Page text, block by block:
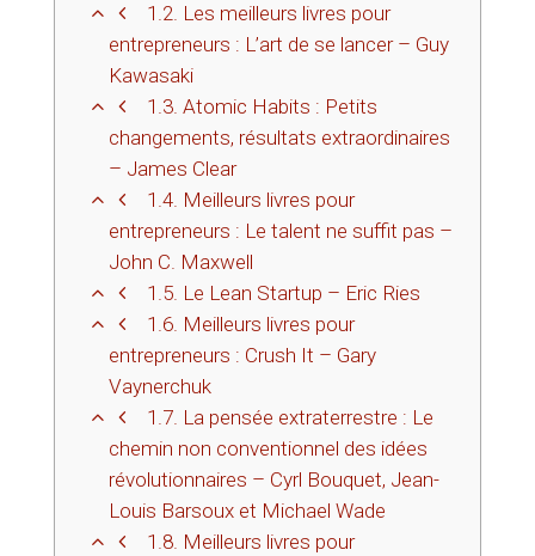
1.2. Les meilleurs livres pour
entrepreneurs : L’art de se lancer – Guy
Kawasaki
1.3. Atomic Habits : Petits
changements, résultats extraordinaires
– James Clear
1.4. Meilleurs livres pour
entrepreneurs : Le talent ne suffit pas –
John C. Maxwell
1.5. Le Lean Startup – Eric Ries
1.6. Meilleurs livres pour
entrepreneurs : Crush It – Gary
Vaynerchuk
1.7. La pensée extraterrestre : Le
chemin non conventionnel des idées
révolutionnaires – Cyrl Bouquet, Jean-
Louis Barsoux et Michael Wade
1.8. Meilleurs livres pour